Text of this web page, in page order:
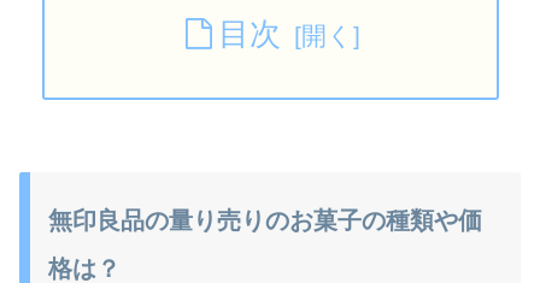
目次
無印良品の量り売りのお菓子の種類や価
格は？